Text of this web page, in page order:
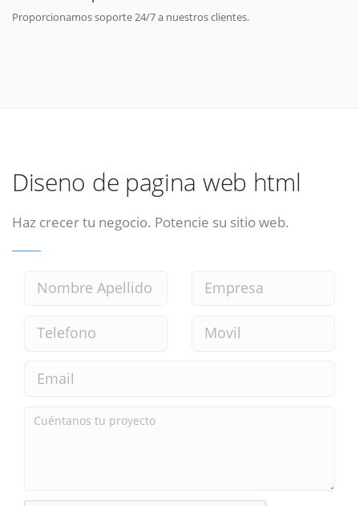
Proporcionamos soporte 24/7 a nuestros clientes.
Diseno de pagina web html
Haz crecer tu negocio. Potencie su sitio web.